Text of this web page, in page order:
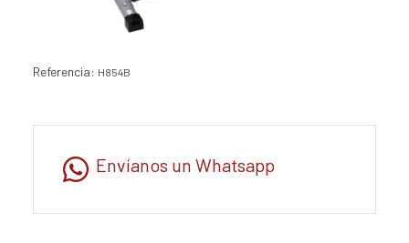
Referencia: H854B
Envíanos un Whatsapp